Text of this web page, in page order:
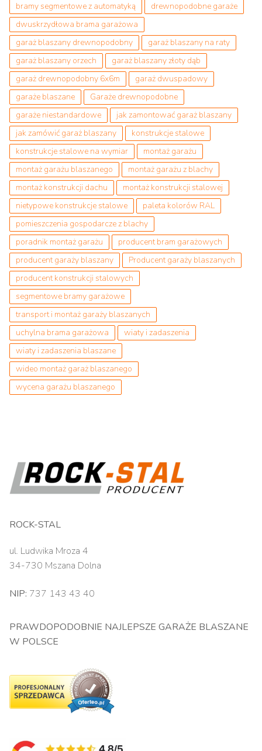
bramy segmentowe z automatyką
drewnopodobne garaże
dwuskrzydłowa brama garażowa
garaż blaszany drewnopodobny
garaż blaszany na raty
garaż blaszany orzech
garaż blaszany złoty dąb
garaż drewnopodobny 6x6m
garaż dwuspadowy
garaże blaszane
Garaże drewnopodobne
garaże niestandardowe
jak zamontować garaż blaszany
jak zamówić garaż blaszany
konstrukcje stalowe
konstrukcje stalowe na wymiar
montaż garażu
montaż garażu blaszanego
montaż garażu z blachy
montaż konstrukcji dachu
montaż konstrukcji stalowej
nietypowe konstrukcje stalowe
paleta kolorów RAL
pomieszczenia gospodarcze z blachy
poradnik montaż garażu
producent bram garażowych
producent garaży blaszany
Producent garaży blaszanych
producent konstrukcji stalowych
segmentowe bramy garażowe
transport i montaż garaży blaszanych
uchylna brama garażowa
wiaty i zadaszenia
wiaty i zadaszenia blaszane
wideo montaż garaż blaszanego
wycena garażu blaszanego
ROCK-STAL
ul. Ludwika Mroza 4
34-730 Mszana Dolna
NIP: 737 143 43 40
PRAWDOPODOBNIE NAJLEPSZE GARAŻE BLASZANE
W POLSCE